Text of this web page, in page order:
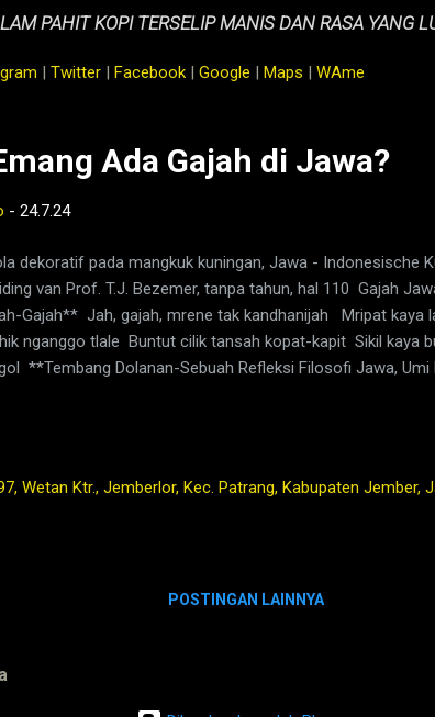
PAHIT KOPI TERSELIP MANIS DAN RASA YANG
| Twitter | Facebook | Google | Maps | WAme
Ada Gajah di Jawa?
- 24.7.24
dekoratif pada mangkuk kuningan, Jawa - Indonesische
van Prof. T.J. Bezemer, tanpa tahun, hal 110 Gajah
Gajah** Jah, gajah, mrene tak kandhanijah Mripat kaya
nganggo tlale Buntut cilik tansah kopat-kapit Sikil kaya
**Tembang Dolanan-Sebuah Refleksi Filosofi Jawa, Umi
ke Nusantara, utamanya Jawa. Juga teori yang
Wetan Ktr., Jemberlor, Kec. Patrang, Kabupaten Jember,
POSTINGAN LAINNYA